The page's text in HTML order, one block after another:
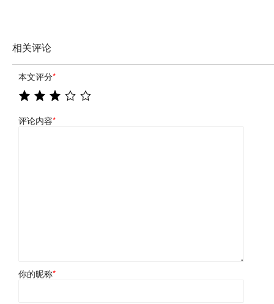
相关评论
本文评分*
评论内容*
你的昵称*